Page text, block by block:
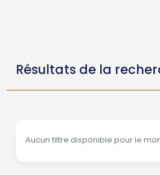
Résultats de la
Aucun filtre disponible pour le